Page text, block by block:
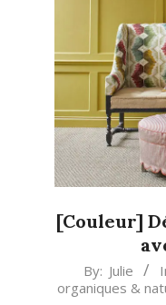
[Couleur]
2023-
01-
By: Julie
organiques &